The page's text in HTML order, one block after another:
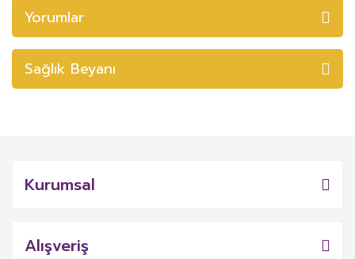
Yorumlar
Sağlık Beyanı
Kurumsal
Alışveriş